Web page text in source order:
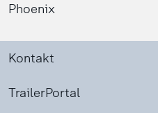
Phoenix
Kontakt
TrailerPortal